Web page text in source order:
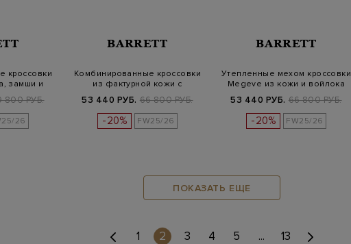
кроссовки
замши и
800 РУБ.
26
BARRETT
Комбинированные кроссовки
из фактурной кожи с
53 440 РУБ. 66 800 РУБ.
-20% FW25/26
BARRETT
Утепленные мехом кроссовки
Megeve из кожи и войлока
53 440 РУБ. 66 800 РУБ.
-20% FW25/26
ПОКАЗАТЬ ЕЩЕ
1 2 (current)
3 4 5 ... 13